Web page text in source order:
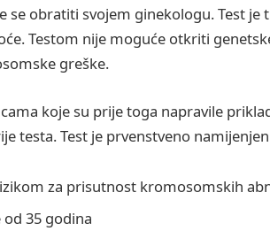
se obratiti svojem ginekologu. Test je
Testom nije moguće otkriti
greške.
koje su prije toga napravile
testa. Test je prvenstveno
za prisutnost kromosomskih
35 godina